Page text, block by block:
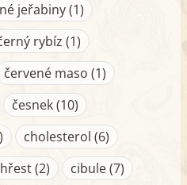
jeřabiny (1)
rybíz (1)
červené maso (1)
česnek (10)
cholesterol (6)
(2)
cibule (7)